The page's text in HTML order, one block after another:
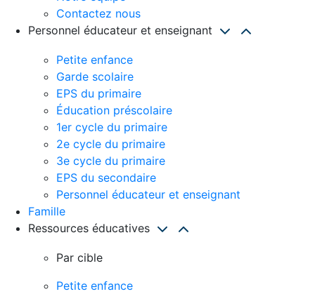
Contactez nous
Personnel éducateur et enseignant
Petite enfance
Garde scolaire
EPS du primaire
Éducation préscolaire
1er cycle du primaire
2e cycle du primaire
3e cycle du primaire
EPS du secondaire
Personnel éducateur et enseignant
Famille
Ressources éducatives
Par cible
Petite enfance